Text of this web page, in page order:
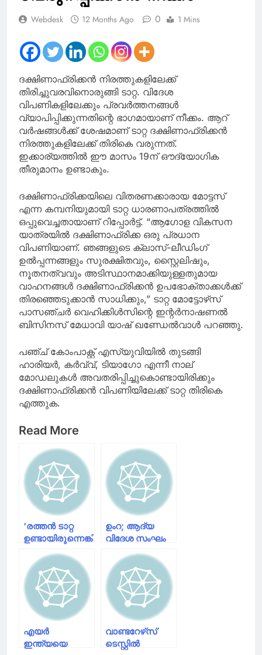
Webdesk 12 Months Ago 0 1 Mins
ദക്ഷിണാഫ്രിക്കൻ നിരത്തുകളിലേക്ക്
തിരിച്ചുവരവിനൊരുങ്ങി ടാറ്റ. വിദേശ
വിപണികളിലേക്കും പ്രവർത്തനങ്ങൾ
വ്യാപിപ്പിക്കുന്നതിന്റെ ഭാ​ഗമായാണ് നീക്കം. ആറ്
വർഷങ്ങൾക്ക് ശേഷമാണ് ടാറ്റ ദക്ഷിണാഫ്രിക്കൻ
നിരത്തുകളിലേക്ക് തിരികെ വരുന്നത്.
ഇക്കാര്യത്തിൽ ഈ മാസം 19ന് ഔദ്യോ​ഗിക
തീരുമാനം ഉണ്ടാകും.
ദക്ഷിണാഫ്രിക്കയിലെ വിതരണക്കാരായ മോട്ടസ്
എന്ന കമ്പനിയുമായി ടാറ്റ ധാരണാപത്രത്തില്‍
ഒപ്പുവെച്ചതായാണ് റിപ്പോർട്ട്. “ആഗോള വികസന
യാത്രയിൽ ദക്ഷിണാഫ്രിക്ക ഒരു പ്രധാന
വിപണിയാണ്. ഞങ്ങളുടെ ക്ലാസ്-ലീഡിംഗ്
ഉൽപ്പന്നങ്ങളും സുരക്ഷിതവും, സ്റ്റൈലിഷും,
നൂതനത്വവും അടിസ്ഥാനമാക്കിയുള്ളതുമായ
വാഹനങ്ങൾ ദക്ഷിണാഫ്രിക്കൻ ഉപഭോക്താക്കൾക്ക്
തിരഞ്ഞെടുക്കാൻ സാധിക്കും,” ടാറ്റ മോട്ടോഴ്‌സ്
പാസഞ്ചർ വെഹിക്കിൾസിന്റെ ഇന്റർനാഷണൽ
ബിസിനസ് മേധാവി യാഷ് ഖണ്ഡേൽവാൾ പറഞ്ഞു.
പഞ്ച് കോംപാക്റ്റ് എസ്‌യുവിയിൽ തുടങ്ങി
ഹാരിയർ, കർവ്വ്, ടിയാഗോ എന്നീ നാല്
മോഡലുകൾ അവതരിപ്പിച്ചുകൊണ്ടായിരിക്കും ​
ദക്ഷിണാഫ്രിക്കൻ‌ വിപണിയിലേക്ക് ടാറ്റ തിരികെ
എത്തുക.
Read More
‘രത്തന്‍ ടാറ്റ
ഉണ്ടായിരുന്നെങ്കില്‍
ഇതാകുമോ
അവസ്ഥ?’
എയര്‍ ഇന്ത്യ
വിമാന
ദുരന്തത്തില്‍
പ്രഖ്യാപിച്ച
നഷ്ടപരിഹാരം
നല്‍കാന്‍
വൈകുന്നതായി
ഉംറ; ആദ്യ
വിദേശ സംഘം
സൗദിയിലെത്തി
എയര്‍
ഇന്ത്യയെ
വാണ്ടറേഴ്‌സ്
ടെസ്റ്റിൽ